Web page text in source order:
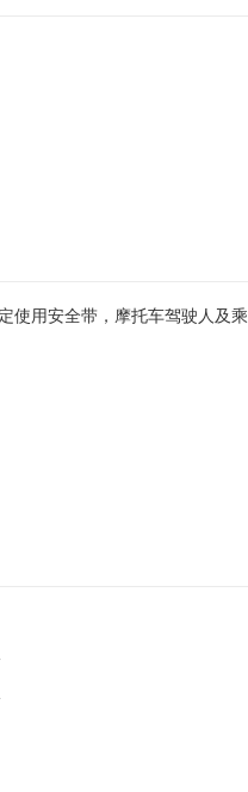
使用安全带，摩托车驾驶人及乘